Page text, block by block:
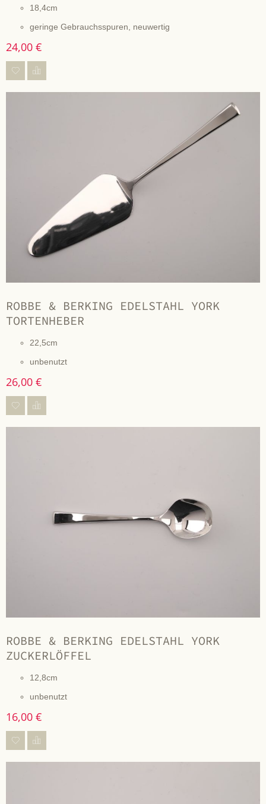
18,4cm
geringe Gebrauchsspuren, neuwertig
24,00 €
ROBBE & BERKING EDELSTAHL YORK
TORTENHEBER
22,5cm
unbenutzt
26,00 €
ROBBE & BERKING EDELSTAHL YORK
ZUCKERLÖFFEL
12,8cm
unbenutzt
16,00 €